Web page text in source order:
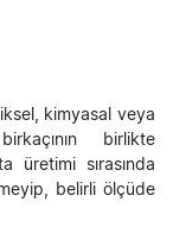
kimyasal veya
birlikte
üretimi sırasında
belirli ölçüde